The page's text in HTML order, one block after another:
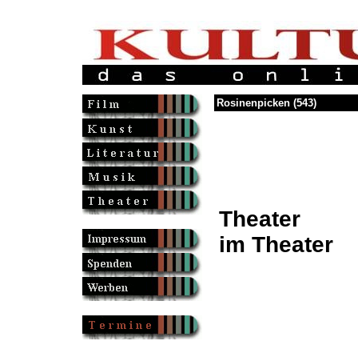
Rosinenpicken (543)
Theater
im Theater